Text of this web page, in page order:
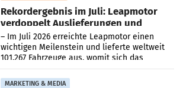
Rekordergebnis im Juli: Leapmotor
verdoppelt Auslieferungen und
überschreitet die 100.000er-Marke
– Im Juli 2026 erreichte Leapmotor einen
wichtigen Meilenstein und lieferte weltweit
101.267 Fahrzeuge aus, womit sich das
Ergebnis gegenüber Juli 2025 mehr als
verdoppelte (+102
MARKETING & MEDIA